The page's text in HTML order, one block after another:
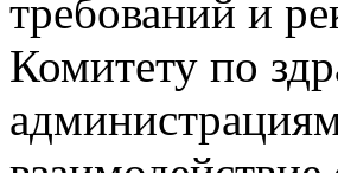
требований и
Комитету по